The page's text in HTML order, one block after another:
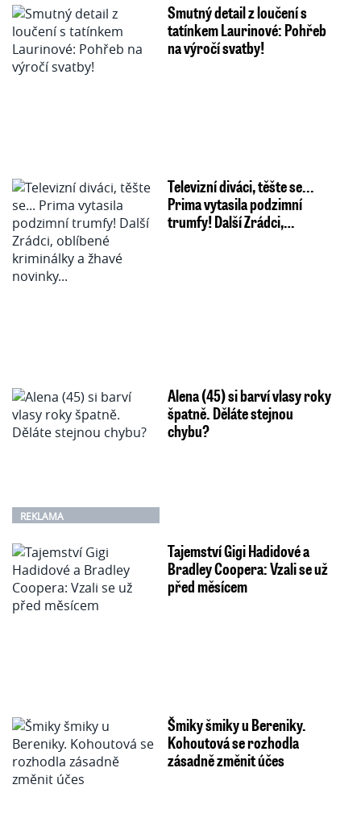
Smutný detail z loučení s
tatínkem Laurinové: Pohřeb
na výročí svatby!
Televizní diváci, těšte se...
Prima vytasila podzimní
trumfy! Další Zrádci,…
REKLAMA
Alena (45) si barví vlasy roky
špatně. Děláte stejnou
chybu?
Tajemství Gigi Hadidové a
Bradley Coopera: Vzali se už
před měsícem
Šmiky šmiky u Bereniky.
Kohoutová se rozhodla
zásadně změnit účes